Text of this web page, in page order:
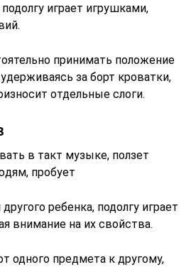
играет игрушками,
принимать положение
за борт кроватки,
отдельные слоги.
в такт музыке, ползет
пробует
ребенка, подолгу играет
внимание на их свойства.
одного предмета к другому,